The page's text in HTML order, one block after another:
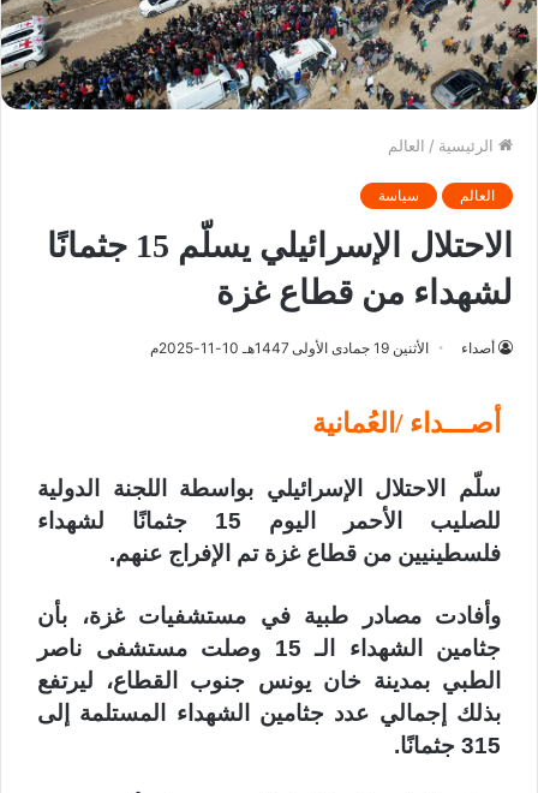
الرئيسية / العالم
العالم سياسة
الاحتلال الإسرائيلي يسلّم 15 جثمانًا
لشهداء من قطاع غزة
أصداء الأثنين 19 جمادى الأولى 1447هـ 10-11-2025م
أصـــداء /العُمانية
سلّم الاحتلال الإسرائيلي بواسطة اللجنة الدولية
للصليب الأحمر اليوم 15 جثمانًا لشهداء
فلسطينيين من قطاع غزة تم الإفراج عنهم.
وأفادت مصادر طبية في مستشفيات غزة، بأن
جثامين الشهداء الـ 15 وصلت مستشفى ناصر
الطبي بمدينة خان يونس جنوب القطاع، ليرتفع
بذلك إجمالي عدد جثامين الشهداء المستلمة إلى
315 جثمانًا.